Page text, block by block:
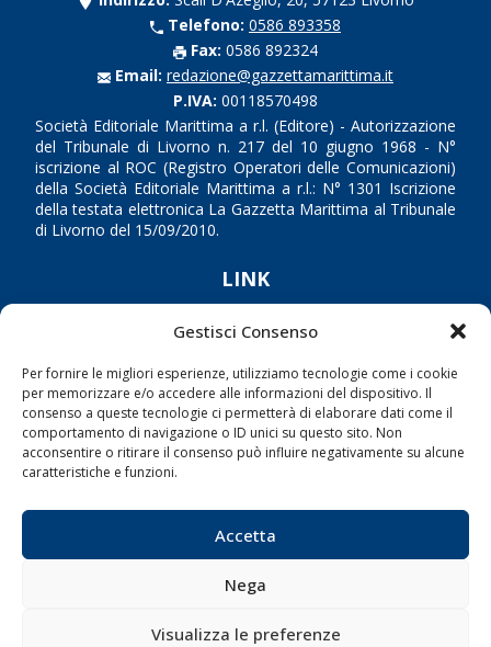
Gestisci Consenso
Per fornire le migliori esperienze, utilizziamo tecnologie come i cookie
per memorizzare e/o accedere alle informazioni del dispositivo. Il
consenso a queste tecnologie ci permetterà di elaborare dati come il
comportamento di navigazione o ID unici su questo sito. Non
acconsentire o ritirare il consenso può influire negativamente su alcune
caratteristiche e funzioni.
Accetta
Nega
Visualizza le preferenze
Telefono: 0586 893358
Fax: 0586 892324
Email: redazione@gazzettamarittima.it
P.IVA: 00118570498
Società Editoriale Marittima a r.l. (Editore) - Autorizzazione
del Tribunale di Livorno n. 217 del 10 giugno 1968 - N°
iscrizione al ROC (Registro Operatori delle Comunicazioni)
della Società Editoriale Marittima a r.l.: N° 1301 Iscrizione
della testata elettronica La Gazzetta Marittima al Tribunale
di Livorno del 15/09/2010.
LINK
Shipping
Porti/Interporti
Trasporti
Varie
Sostenibilità
Blue economy
Diporto
Chi siamo
Contatti